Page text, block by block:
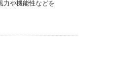
力や機能性などを